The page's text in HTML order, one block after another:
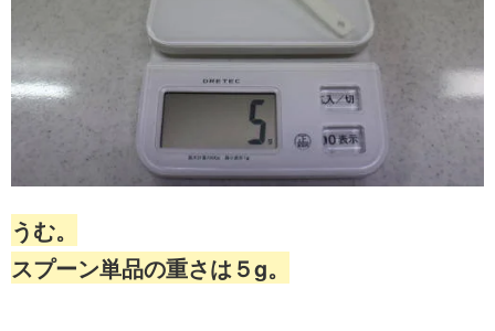
うむ。
スプーン単品の重さは５g。